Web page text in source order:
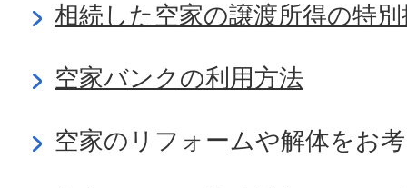
相続した空家の譲渡所得の特
空家バンクの利用方法
空家のリフォームや解体をお